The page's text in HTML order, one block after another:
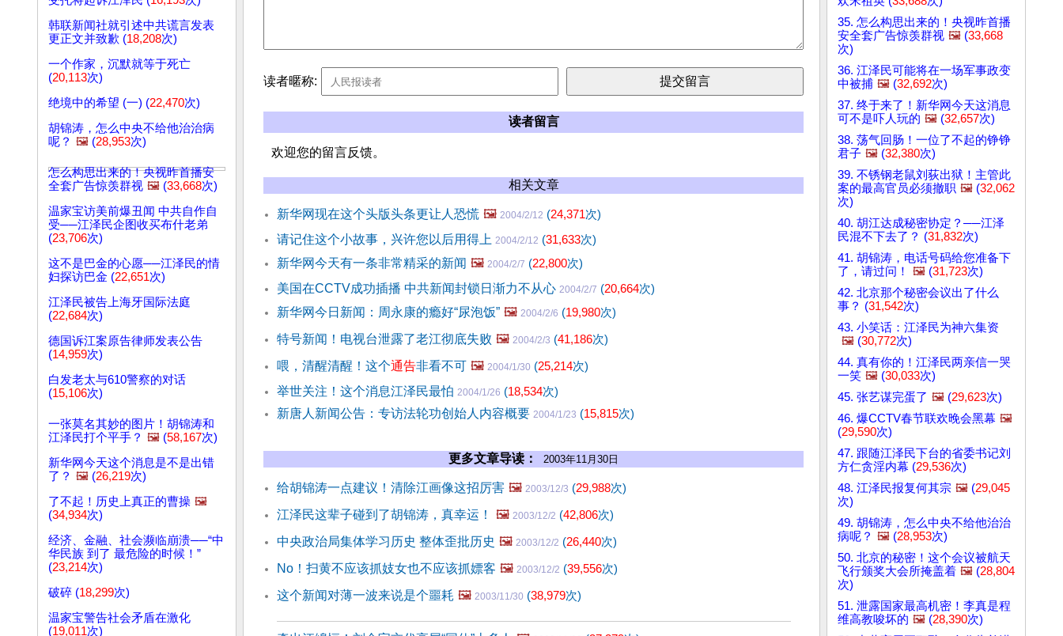
韩联新闻社就引述中共谎言发表
更正文并致歉 (18,208次)
一个作家，沉默就等于死亡
(20,113次)
绝境中的希望 (一) (22,470次)
胡锦涛，怎么中央不给他治治病
呢？ 🖼️ (28,953次)
怎么构思出来的！央视昨首播安
全套广告惊羡群视 🖼️ (33,668次)
温家宝访美前爆丑闻 中共自作自
受──江泽民企图收买布什老弟
(23,706次)
这不是巴金的心愿──江泽民的情
妇探访巴金 (22,651次)
江泽民被告上海牙国际法庭
(22,684次)
德国诉江案原告律师发表公告
(14,959次)
白发老太与610警察的对话
(15,106次)
一张莫名其妙的图片！胡锦涛和
江泽民打个平手？ 🖼️ (58,167次)
新华网今天这个消息是不是出错
了？ 🖼️ (26,219次)
了不起！历史上真正的曹操 🖼️
(34,934次)
经济、金融、社会濒临崩溃──“中
华民族 到了 最危险的时候！”
(23,214次)
破碎 (18,299次)
温家宝警告社会矛盾在激化
(19,011次)
读者暱称:
读者留言
欢迎您的留言反馈。
相关文章
新华网现在这个头版头条更让人恐慌 🖼️ 2004/2/12 (24,371次)
请记住这个小故事，兴许您以后用得上 2004/2/12 (31,633次)
新华网今天有一条非常精采的新闻 🖼️ 2004/2/7 (22,800次)
美国在CCTV成功插播 中共新闻封锁日渐力不从心 2004/2/7 (20,664次)
新华网今日新闻：周永康的瘾好“尿泡饭” 🖼️ 2004/2/6 (19,980次)
特号新闻！电视台泄露了老江彻底失败 🖼️ 2004/2/3 (41,186次)
喂，清醒清醒！这个通告非看不可 🖼️ 2004/1/30 (25,214次)
举世关注！这个消息江泽民最怕 2004/1/26 (18,534次)
新唐人新闻公告：专访法轮功创始人内容概要 2004/1/23 (15,815次)
更多文章导读： 2003年11月30日
给胡锦涛一点建议！清除江画像这招厉害 🖼️ 2003/12/3 (29,988次)
江泽民这辈子碰到了胡锦涛，真幸运！
🖼️ 2003/12/2 (42,806次)
中央政治局集体学习历史 整体歪批历史 🖼️ 2003/12/2 (26,440次)
No！扫黄不应该抓妓女也不应该抓嫖客 🖼️ 2003/12/2 (39,556次)
这个新闻对薄一波来说是个噩耗 🖼️ 2003/11/30 (38,979次)
35. 怎么构思出来的！央视昨首播
安全套广告惊羡群视 🖼️ (33,668
次)
36. 江泽民可能将在一场军事政变
中被捕 🖼️ (32,692次)
37. 终于来了！新华网今天这消息
可不是吓人玩的 🖼️ (32,657次)
38. 荡气回肠！一位了不起的铮铮
君子 🖼️ (32,380次)
39. 不锈钢老鼠刘荻出狱！主管此
案的最高官员必须撤职 🖼️ (32,062
次)
40. 胡江达成秘密协定？──江泽
民混不下去了？ (31,832次)
41. 胡锦涛，电话号码给您准备下
了，请过问！
🖼️ (31,723次)
42. 北京那个秘密会议出了什么
事？ (31,542次)
43. 小笑话：江泽民为神六集资
🖼️ (30,772次)
44. 真有你的！江泽民两亲信一哭
一笑 🖼️ (30,033次)
45. 张艺谋完蛋了 🖼️ (29,623次)
46. 爆CCTV春节联欢晚会黑幕 🖼️
(29,590次)
47. 跟随江泽民下台的省委书记刘
方仁贪淫内幕 (29,536次)
48. 江泽民报复何其宗 🖼️ (29,045
次)
49. 胡锦涛，怎么中央不给他治治
病呢？ 🖼️ (28,953次)
50. 北京的秘密！这个会议被航天
飞行颁奖大会所掩盖着 🖼️ (28,804
次)
51. 泄露国家最高机密！李真是程
维高教唆坏的 🖼️ (28,390次)